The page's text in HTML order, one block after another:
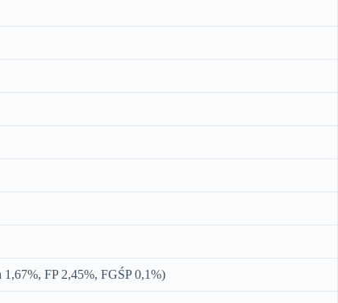
FP 2,45%, FGŚP 0,1%)